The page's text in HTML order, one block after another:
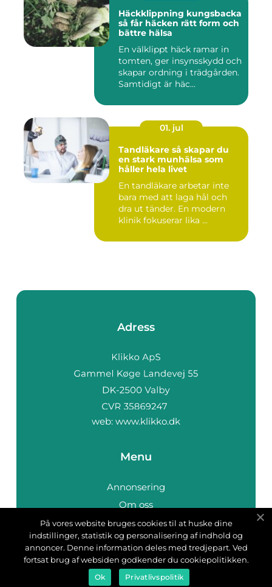
Häckklippning kungsbacka
så får häcken rätt form och
bättre hälsa
En välklippt häck ramar in
tomten, ger insynsskydd och
skapar ordning i trädgården.
Samtidigt är häc...
01. jul
Tandläkare så skapar du
en stark munhälsa som
håller hela livet
En tandläkare arbetar inte
bara med att laga hål och
dra ut tänder. En modern
klinik fokuserar lika ...
Adress
web: www.klikko.dk
Menu
Annonsering
Om oss
Cookies
Kontakta oss
Sitemap
På vores website bruges cookies til at huske dine
indstillinger, statistik og personalisering af indhold og
annoncer. Denne information deles med tredjepart. Ved
fortsat brug af websiden godkender du cookiepolitikken.
Ok Privatlivspolitik